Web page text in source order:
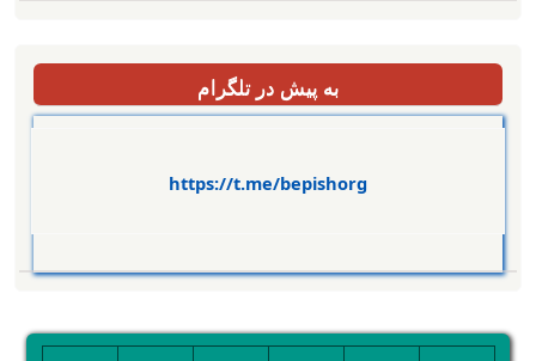
به پیش در تلگرام
https://t.me/bepishorg